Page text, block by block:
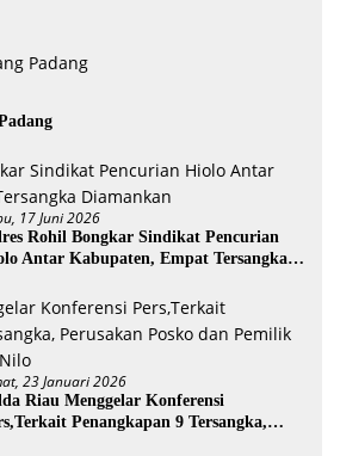
17 Juni 2026
Rohil Bongkar Sindikat Pencurian
Antar Kabupaten, Empat Tersangka
23 Januari 2026
Riau Menggelar Konferensi
Penangkapan 9 Tersangka,